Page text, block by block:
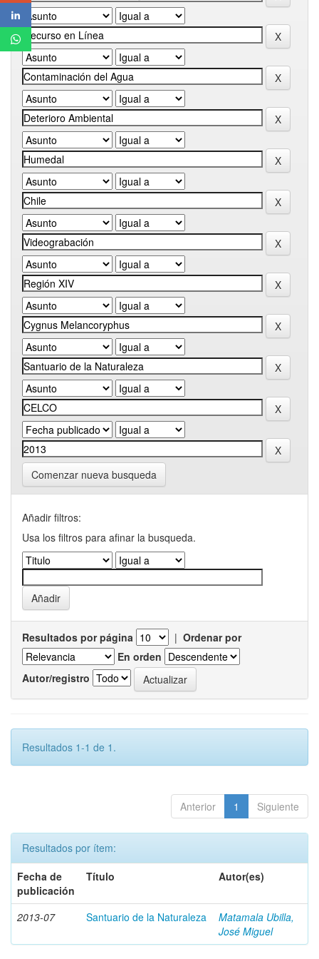
Comenzar nueva busqueda
Añadir filtros:
Usa los filtros para afinar la busqueda.
Resultados por página | Ordenar por
En orden
Autor/registro
Resultados 1-1 de 1.
Anterior 1 Siguiente
Resultados por ítem:
Fecha de
publicación
Título Autor(es)
2013-07 Santuario de la Naturaleza
Matamala Ubilla,
José Miguel